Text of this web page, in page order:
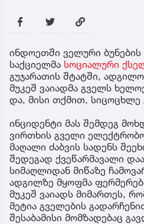
ინდოეთში ველური
საქციელმა სოციალური
გუჯარათის შტატში,
მუკეშ ვაიადმა გველს
და, მისი თქმით, სიცოცხლე
ინციდენტი მას შემდეგ
ვირთხის გველი
მაღალი ძაბვის სადენს
შედეგად ქვეწარმავალი
სიმაღლიდან მიწაზე
ადგილზე მყოფმა
მუკეშ ვაიადს მიმართეს,
მეტია გველების
შესაბამისი მომზადებაც